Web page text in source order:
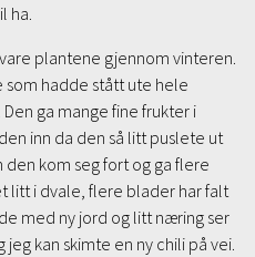
ha.
plantene gjennom vinteren.
som hadde stått ute hele
ga mange fine frukter i
inn da den så litt puslete ut
kom seg fort og ga flere
litt i dvale, flere blader har falt
med ny jord og litt næring ser
kan skimte en ny chili på vei.